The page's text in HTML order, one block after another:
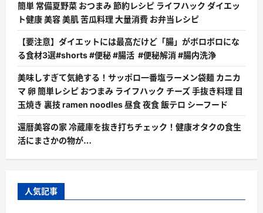
簡単 常備夏野菜 おつまみ 節約レシピ ライフハック ダイエッ
ト健康 美容 美肌 苦瓜料理 大量消費 お弁当レシピ
【要注意】ダイエットには最高だけど「腸」がボロボロにな
る食材3選#shorts #便秘 #腸活 #便秘解消 #腸内洗浄
美味しすぎて気絶する！サッポロ一番塩ラーメン袋麺 カニカ
マ 卵 簡単レシピ おつまみ ライフハック チーズ 手抜き料理 目
玉焼き 裏技 ramen noodles 昼食 夜食 飯テロ シーフード
還暦美容の家 冷蔵庫を抜き打ちチェック！健康オタクの食生
活にまさかの物が…
人気記事